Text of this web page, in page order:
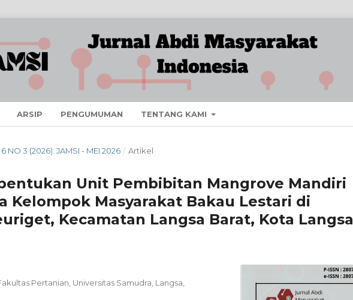
ARSIP PENGUMUMAN TENTANG KAMI
NO 3 (2026): JAMSI - MEI 2026 / Artikel
Unit Pembibitan Mangrove Mandiri
Kelompok Masyarakat Bakau Lestari di
Kecamatan Langsa Barat, Kota Langsa
Pertanian, Universitas Samudra, Langsa,